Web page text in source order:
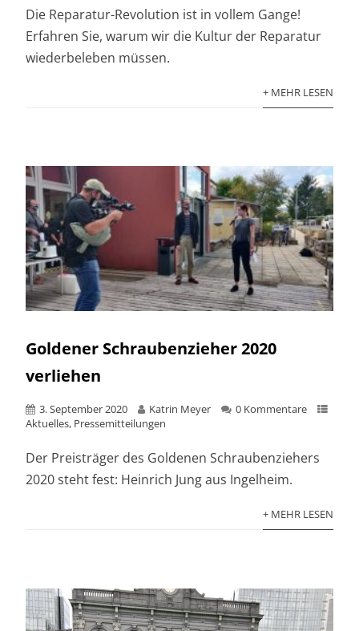
Die Reparatur-Revolution ist in vollem Gange!
Erfahren Sie, warum wir die Kultur der Reparatur
wiederbeleben müssen.
+ MEHR LESEN
Goldener Schraubenzieher 2020
verliehen
3. September 2020 Katrin Meyer
0 Kommentare
Aktuelles, Pressemitteilungen
Der Preisträger des Goldenen Schraubenziehers
2020 steht fest: Heinrich Jung aus Ingelheim.
+ MEHR LESEN